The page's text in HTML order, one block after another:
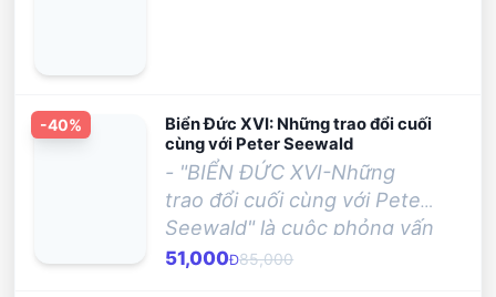
-40%
Biển Đức XVI: Những trao đổi cuối
cùng với Peter Seewald
- "BIỂN ĐỨC XVI-Những
trao đổi cuối cùng với Peter
Seewald" là cuộc phỏng vấn
được thực hiện không lâu
51,000Đ85,000